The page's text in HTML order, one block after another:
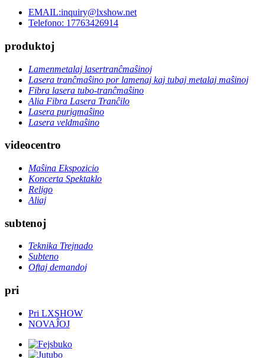
EMAIL:inquiry@lxshow.net
Telefono: 17763426914
produktoj
Lamenmetalaj lasertranĉmaŝinoj
Lasera tranĉmaŝino por lamenaj kaj tubaj metalaj maŝinoj
Fibra lasera tubo-tranĉmaŝino
Alia Fibra Lasera Tranĉilo
Lasera purigmaŝino
Lasera veldmaŝino
videocentro
Maŝina Ekspozicio
Koncerta Spektaklo
Religo
Aliaj
subtenoj
Teknika Trejnado
Subteno
Oftaj demandoj
pri
Pri LXSHOW
NOVAĴOJ